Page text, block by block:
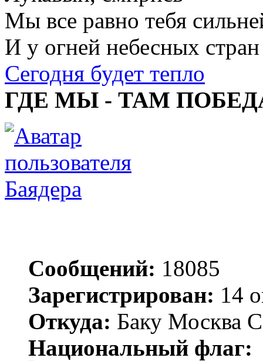
Мы все равно тебя
И у огней небесных стран
Сегодня будет тепло
ГДЕ МЫ - ТАМ
Баядера
Сообщений: 18085
Зарегистрирован: 14
Откуда: Баку Москва
Национальный флаг: